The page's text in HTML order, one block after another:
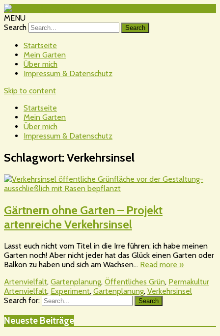
MENU
Search
Startseite
Mein Garten
Über mich
Impressum & Datenschutz
Skip to content
Startseite
Mein Garten
Über mich
Impressum & Datenschutz
Schlagwort: Verkehrsinsel
Gärtnern ohne Garten – Projekt
artenreiche Verkehrsinsel
Lasst euch nicht vom Titel in die Irre führen: ich habe meinen
Garten noch! Aber nicht jeder hat das Glück einen Garten oder
Balkon zu haben und sich am Wachsen… Read more »
Artenvielfalt, Gartenplanung, Öffentliches Grün, Permakultur
Artenvielfalt, Experiment, Gartenplanung, Verkehrsinsel
Search for:
Search
Neueste Beiträge